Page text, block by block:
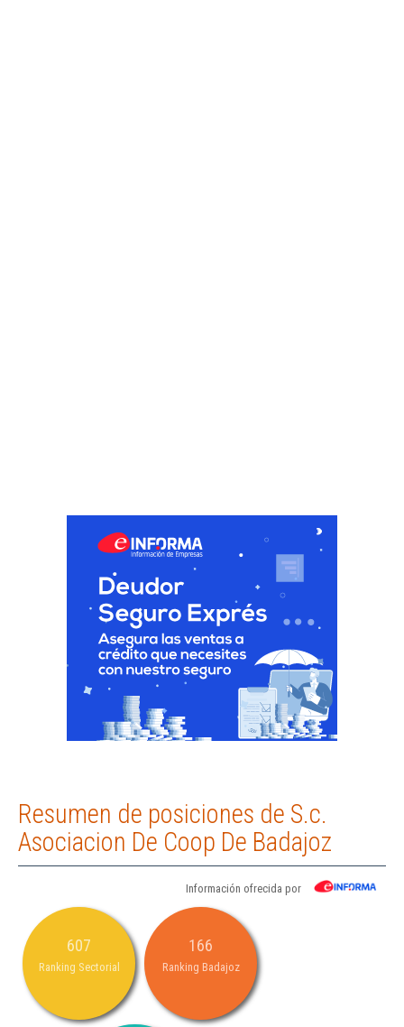
Resumen de posiciones de S.c.
Asociacion De Coop De Badajoz
Información ofrecida por
607
Ranking Sectorial
166
Ranking Badajoz